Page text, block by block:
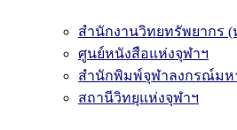
สำนักงานวิทยทรัพยากร
ศูนย์หนังสือแห่งจุฬาฯ
สำนักพิมพ์จุฬาลงกรณ์มห
สถานีวิทยุแห่งจุฬาฯ